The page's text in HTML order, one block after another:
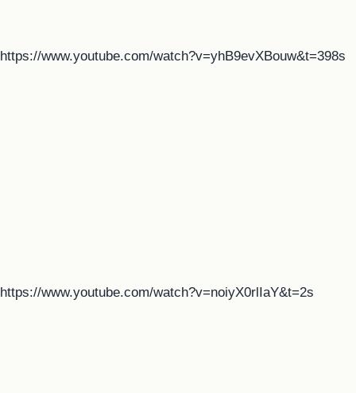
https://www.youtube.com/watch?v=yhB9evXBouw&t=398s
https://www.youtube.com/watch?v=noiyX0rlIaY&t=2s